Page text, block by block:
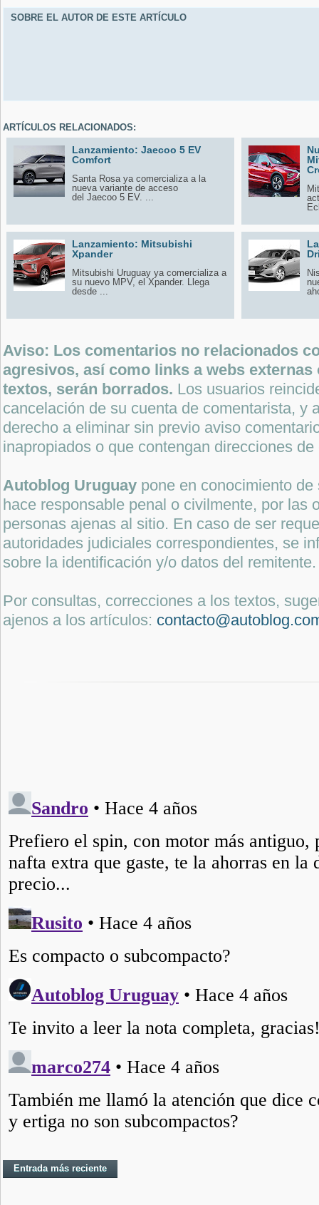
SOBRE EL AUTOR DE ESTE ARTÍCULO
ARTÍCULOS RELACIONADOS:
Lanzamiento: Jaecoo 5 EV
Comfort
Santa Rosa ya comercializa a la
nueva variante de acceso
del Jaecoo 5 EV. ...
Lanzamiento: Mitsubishi
Xpander
Mitsubishi Uruguay ya comercializa a
su nuevo MPV, el Xpander. Llega
desde ...
Aviso: Los comentarios no relacionados
agresivos, así como links a webs
textos, serán borrados. Los usuarios
cancelación de su cuenta de comentarista, y
derecho a eliminar sin previo aviso
inapropiados o que contengan direcciones
Autoblog Uruguay pone en conocimiento
hace responsable penal o civilmente, por las
personas ajenas al sitio. En caso de ser
autoridades judiciales correspondientes, se
sobre la identificación y/o datos del remitente.
Por consultas, correcciones a los textos,
ajenos a los artículos:
Entrada más reciente